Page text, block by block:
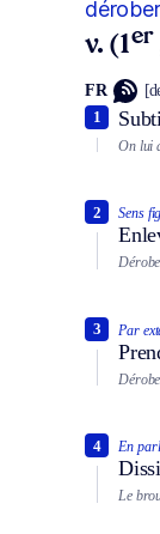
dérober
v. (1er
FR
1
On lui
Sens
2
Par
3
En
4
Le